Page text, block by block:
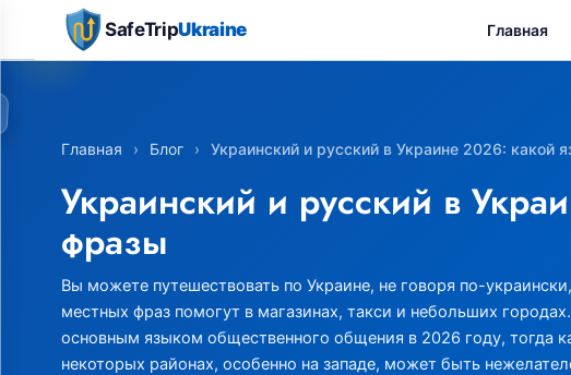
SafeTripUkraine Главная
Главная › Блог › Украинский и русский в Украине 2026: какой
Украинский и русский в
фразы
Вы можете путешествовать по Украине, не говоря по-
местных фраз помогут в магазинах, такси и небольших
основным языком общественного общения в 2026 году, тогда
некоторых районах, особенно на западе, может быть